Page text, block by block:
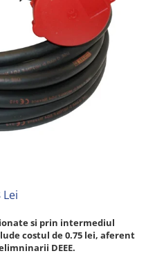
Lei
si prin intermediul
costul de 0.75 lei, aferent
DEEE.